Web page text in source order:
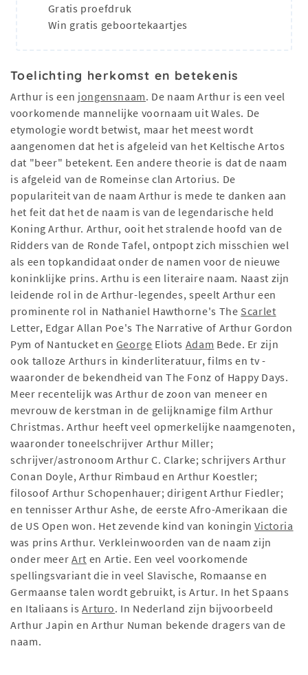
Gratis proefdruk
Win gratis geboortekaartjes
Toelichting herkomst en betekenis
Arthur is een jongensnaam. De naam Arthur is een veel
voorkomende mannelijke voornaam uit Wales. De
etymologie wordt betwist, maar het meest wordt
aangenomen dat het is afgeleid van het Keltische Artos
dat "beer" betekent. Een andere theorie is dat de naam
is afgeleid van de Romeinse clan Artorius. De
populariteit van de naam Arthur is mede te danken aan
het feit dat het de naam is van de legendarische held
Koning Arthur. Arthur, ooit het stralende hoofd van de
Ridders van de Ronde Tafel, ontpopt zich misschien wel
als een topkandidaat onder de namen voor de nieuwe
koninklijke prins. Arthu is een literaire naam. Naast zijn
leidende rol in de Arthur-legendes, speelt Arthur een
prominente rol in Nathaniel Hawthorne's The Scarlet
Letter, Edgar Allan Poe's The Narrative of Arthur Gordon
Pym of Nantucket en George Eliots Adam Bede. Er zijn
ook talloze Arthurs in kinderliteratuur, films en tv -
waaronder de bekendheid van The Fonz of Happy Days.
Meer recentelijk was Arthur de zoon van meneer en
mevrouw de kerstman in de gelijknamige film Arthur
Christmas. Arthur heeft veel opmerkelijke naamgenoten,
waaronder toneelschrijver Arthur Miller;
schrijver/astronoom Arthur C. Clarke; schrijvers Arthur
Conan Doyle, Arthur Rimbaud en Arthur Koestler;
filosoof Arthur Schopenhauer; dirigent Arthur Fiedler;
en tennisser Arthur Ashe, de eerste Afro-Amerikaan die
de US Open won. Het zevende kind van koninginVictoria
was prins Arthur. Verkleinwoorden van de naam zijn
onder meerArt en Artie. Een veel voorkomende
spellingsvariant die in veel Slavische, Romaanse en
Germaanse talen wordt gebruikt, is Artur. In het Spaans
en Italiaans isArturo. In Nederland zijn bijvoorbeeld
Arthur Japin en Arthur Numan bekende dragers van de
naam.